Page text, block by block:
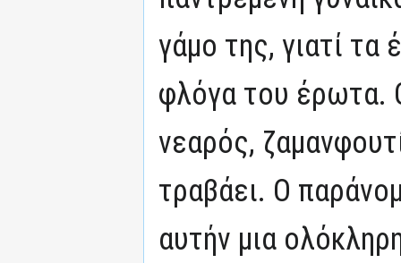
γάμο της, γιατί τα
φλόγα του έρωτα.
νεαρός,
τραβάει. Ο
αυτήν μια